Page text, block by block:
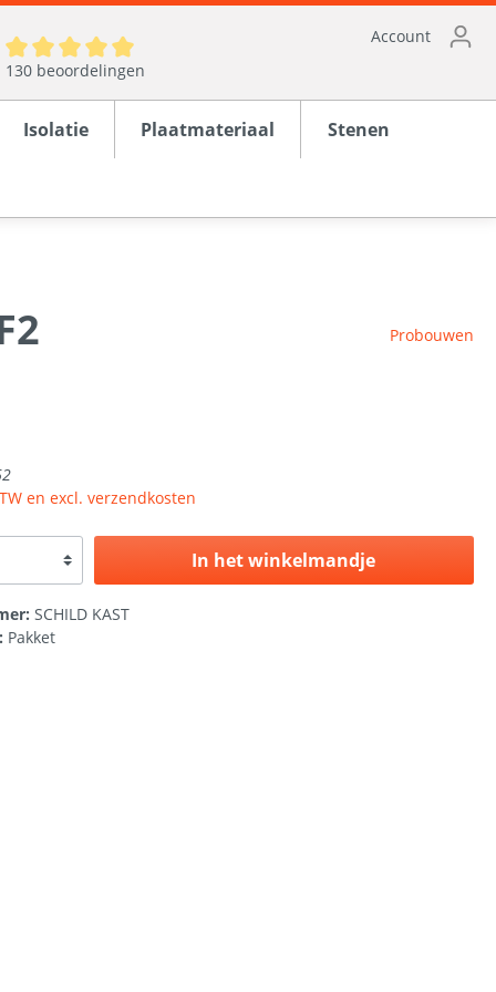
130 beoordelingen
Account
Isolatie Plaatmateriaal Stenen
Probouwen
en excl. verzendkosten
In het winkelmandje
SCHILD KAST
Pakket